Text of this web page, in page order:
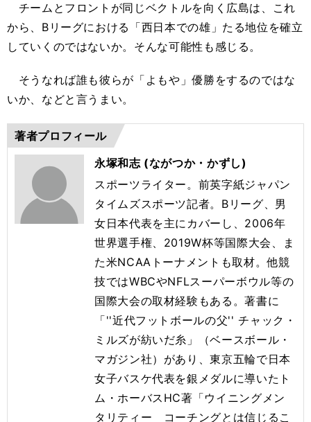
チームとフロントが同じベクトルを向く広島は、これ
から、Bリーグにおける「西日本での雄」たる地位を確立
していくのではないか。そんな可能性も感じる。
そうなれば誰も彼らが「よもや」優勝をするのではな
いか、などと言うまい。
著者プロフィール
永塚和志 (ながつか・かずし)
スポーツライター。前英字紙ジャパン
タイムズスポーツ記者。 Bリーグ、男
女日本代表を主にカバーし、2006年
世界選手権、 2019W杯等国際大会、ま
た米NCAAトーナメントも取材。他競
技ではWBCやNFLスーパーボウル等の
国際大会の取材経験 もある。著書に
「''近代フットボールの父'' チャック・
ミルズが紡いだ糸」（ベースボール・
マガジン社） があり、東京五輪で日本
女子バスケ代表を銀メダルに導いたト
ム・ホーバスHC著「ウイニングメン
タリティー コーチングとは信じるこ